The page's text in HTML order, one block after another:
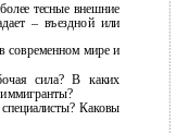
тесные внешние
– въездной или
современном мире и
сила? В каких
Каковы